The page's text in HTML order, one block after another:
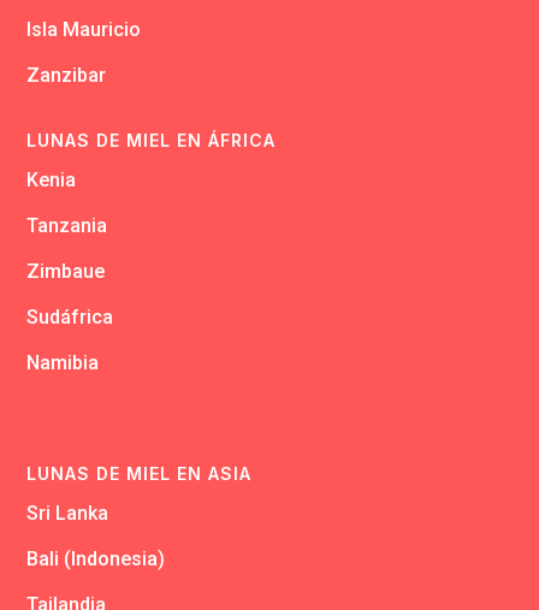
Isla Mauricio
Zanzibar
LUNAS DE MIEL EN ÁFRICA
Kenia
Tanzania
Zimbaue
Sudáfrica
Namibia
LUNAS DE MIEL EN ASIA
Sri Lanka
Bali (Indonesia)
Tailandia